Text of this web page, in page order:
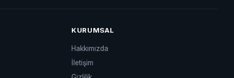
KURUMSAL
Hakkımızda
İletişim